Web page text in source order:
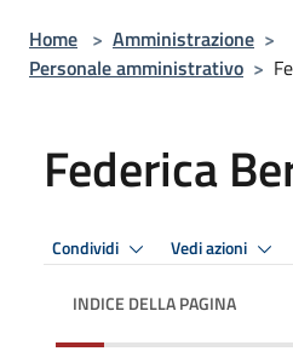
Home > Amministrazione >
Personale amministrativo >
Federica
Condividi Vedi azioni
INDICE DELLA PAGINA